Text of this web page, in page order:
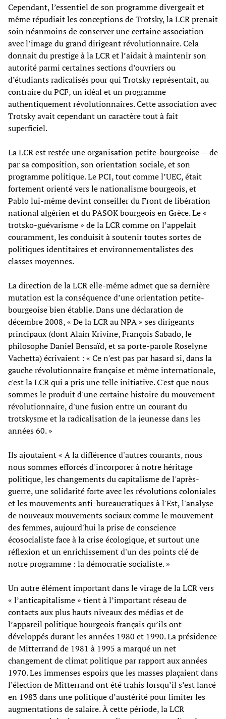
Cependant, l’essentiel de son programme divergeait et
même répudiait les conceptions de Trotsky, la LCR prenait
soin néanmoins de conserver une certaine association
avec l’image du grand dirigeant révolutionnaire. Cela
donnait du prestige à la LCR et l’aidait à maintenir son
autorité parmi certaines sections d’ouvriers ou
d’étudiants radicalisés pour qui Trotsky représentait, au
contraire du PCF, un idéal et un programme
authentiquement révolutionnaires. Cette association avec
Trotsky avait cependant un caractère tout à fait
superficiel.
La LCR est restée une organisation petite-bourgeoise — de
par sa composition, son orientation sociale, et son
programme politique. Le PCI, tout comme l’UEC, était
fortement orienté vers le nationalisme bourgeois, et
Pablo lui-même devint conseiller du Front de libération
national algérien et du PASOK bourgeois en Grèce. Le «
trotsko-guévarisme » de la LCR comme on l’appelait
couramment, les conduisit à soutenir toutes sortes de
politiques identitaires et environnementalistes des
classes moyennes.
La direction de la LCR elle-même admet que sa dernière
mutation est la conséquence d’une orientation petite-
bourgeoise bien établie. Dans une déclaration de
décembre 2008, « De la LCR au NPA » ses dirigeants
principaux (dont Alain Krivine, François Sabado, le
philosophe Daniel Bensaïd, et sa porte-parole Roselyne
Vachetta) écrivaient : « Ce n'est pas par hasard si, dans la
gauche révolutionnaire française et même internationale,
c'est la LCR qui a pris une telle initiative. C'est que nous
sommes le produit d'une certaine histoire du mouvement
révolutionnaire, d'une fusion entre un courant du
trotskysme et la radicalisation de la jeunesse dans les
années 60. »
Ils ajoutaient « A la différence d'autres courants, nous
nous sommes efforcés d'incorporer à notre héritage
politique, les changements du capitalisme de l'après-
guerre, une solidarité forte avec les révolutions coloniales
et les mouvements anti-bureaucratiques à l'Est, l'analyse
de nouveaux mouvements sociaux comme le mouvement
des femmes, aujourd'hui la prise de conscience
écosocialiste face à la crise écologique, et surtout une
réflexion et un enrichissement d'un des points clé de
notre programme : la démocratie socialiste. »
Un autre élément important dans le virage de la LCR vers
« l’anticapitalisme » tient à l’important réseau de
contacts aux plus hauts niveaux des médias et de
l’appareil politique bourgeois français qu’ils ont
développés durant les années 1980 et 1990. La présidence
de Mitterrand de 1981 à 1995 a marqué un net
changement de climat politique par rapport aux années
1970. Les immenses espoirs que les masses plaçaient dans
l’élection de Mitterrand ont été trahis lorsqu’il s’est lancé
en 1983 dans une politique d’austérité pour limiter les
augmentations de salaire. À cette période, la LCR